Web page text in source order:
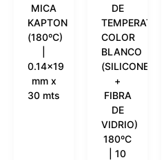
MICA
KAPTON
(180ºC)
0.14×19
mm x
30 mts
DE
TEMPERATURA
COLOR
BLANCO
(SILICONE
+
FIBRA
DE
VIDRIO)
180ºC
| 10